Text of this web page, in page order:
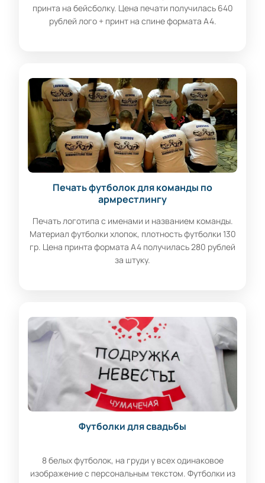
принта на бейсболку. Цена печати получилась 640
рублей лого + принт на спине формата А4.
Печать футболок для команды по
армрестлингу
Печать логотипа с именами и названием команды.
Материал футболки хлопок, плотность футболки 130
гр. Цена принта формата А4 получилась 280 рублей
за штуку.
Футболки для свадьбы
8 белых футболок, на груди у всех одинаковое
изображение с персональным текстом. Футболки из